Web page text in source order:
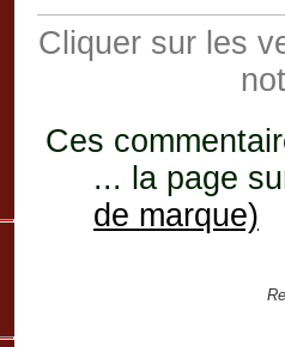
Cliquer sur les
Ces
... la page
de marque)